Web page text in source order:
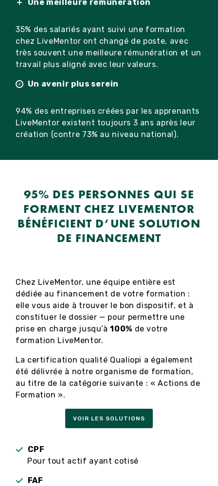
Une meilleure rémunération
35% des salariés ayant suivi une formation
chez LiveMentor ont changé de poste, avec
très souvent une meilleure rémunération et un
travail plus aligné avec leur valeurs.
Un avenir plus serein
94% des entreprises créées par les apprenants
LiveMentor existent toujours 3 ans après leur
création (contre 73% au niveau national).
95% DES PERSONNES QUI SE
FORMENT CHEZ LIVEMENTOR
BÉNÉFICIENT D’UNE SOLUTION
DE FINANCEMENT
Chez LiveMentor, une équipe entière est
dédiée au financement de votre formation :
elle vous aide à trouver le bon dispositif, et à
constituer le dossier — pour permettre une
prise en charge jusqu’à100% de votre
formation LiveMentor.
La certification qualité Qualiopi a également
été délivrée à notre organisme de formation,
au titre de la catégorie suivante : « Actions de
Formation ».
VOIR LES SOLUTIONS
CPF
Pour tout actif ayant cotisé
FAF